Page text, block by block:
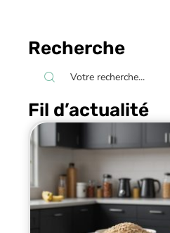
Recherche
Fil d’actualité